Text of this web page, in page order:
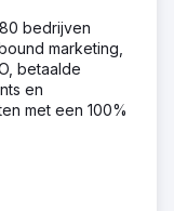
bedrijven
marketing,
betaalde
en
met een 100%